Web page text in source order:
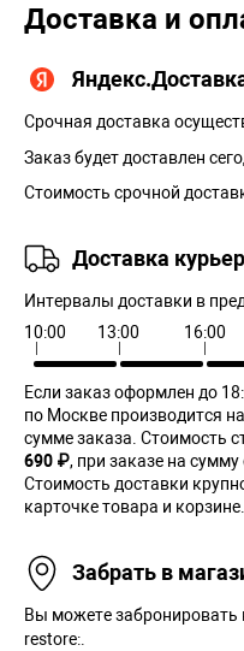
Доставка и
Срочная доставка
Заказ будет доставлен
Стоимость срочной
Доставка
Интервалы доставки в
10:00
13:00 16:00
Если заказ оформлен до
по Москве производится
сумме заказа. Cтоимость
690 ₽, при заказе на
Стоимость доставки
карточке товара и корзине.
Забрать в
Вы можете
restore:.